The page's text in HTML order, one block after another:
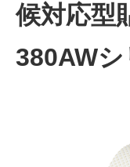
社案内
候対応型
380AW